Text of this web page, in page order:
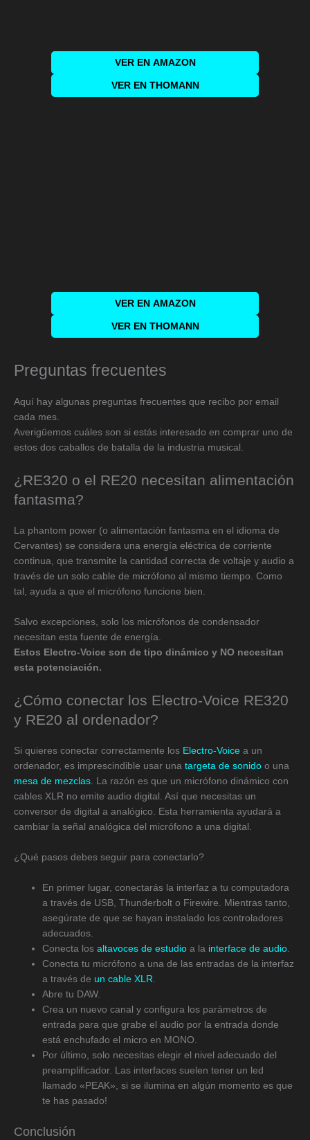
VER EN AMAZON
VER EN THOMANN
VER EN AMAZON
VER EN THOMANN
Preguntas frecuentes
Aquí hay algunas preguntas frecuentes que recibo por email
cada mes.
Averigüemos cuáles son si estás interesado en comprar uno de
estos dos caballos de batalla de la industria musical.
¿RE320 o el RE20 necesitan alimentación
fantasma?
La phantom power (o alimentación fantasma en el idioma de
Cervantes) se considera una energía eléctrica de corriente
continua, que transmite la cantidad correcta de voltaje y audio a
través de un solo cable de micrófono al mismo tiempo. Como
tal, ayuda a que el micrófono funcione bien.
Salvo excepciones, solo los micrófonos de condensador
necesitan esta fuente de energía.
Estos Electro-Voice son de tipo dinámico y NO necesitan
esta potenciación.
¿Cómo conectar los Electro-Voice RE320
y RE20 al ordenador?
Si quieres conectar correctamente los Electro-Voice a un
ordenador, es imprescindible usar una targeta de sonido o una
mesa de mezclas . La razón es que un micrófono dinámico con
cables XLR no emite audio digital. Así que necesitas un
conversor de digital a analógico. Esta herramienta ayudará a
cambiar la señal analógica del micrófono a una digital.
¿Qué pasos debes seguir para conectarlo?
En primer lugar, conectarás la interfaz a tu computadora
a través de USB, Thunderbolt o Firewire. Mientras tanto,
asegúrate de que se hayan instalado los controladores
adecuados.
Conecta losaltavoces de estudio a la interface de audio
Conecta tu micrófono a una de las entradas de la interfaz
a través de un cable XLR
Abre tu DAW.
Crea un nuevo canal y configura los parámetros de
entrada para que grabe el audio por la entrada donde
está enchufado el micro en MONO.
Por último, solo necesitas elegir el nivel adecuado del
preamplificador. Las interfaces suelen tener un led
llamado «PEAK», si se ilumina en algún momento es que
te has pasado!
Conclusión